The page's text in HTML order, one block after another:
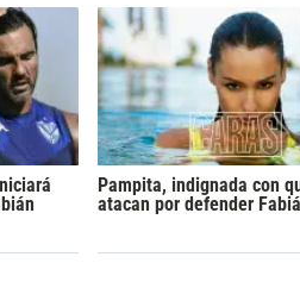
Pampita, indignada con
atacan por defender